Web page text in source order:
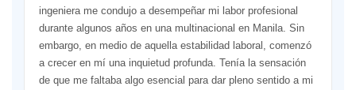
ingeniera me condujo a desempeñar mi labor profesional
durante algunos años en una multinacional en Manila. Sin
embargo, en medio de aquella estabilidad laboral, comenzó
a crecer en mí una inquietud profunda. Tenía la sensación
de que me faltaba algo esencial para dar pleno sentido a mi